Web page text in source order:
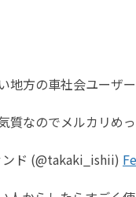
地方の車社会ユーザ
質なのでメルカリめ
ド (@takaki_ishii)